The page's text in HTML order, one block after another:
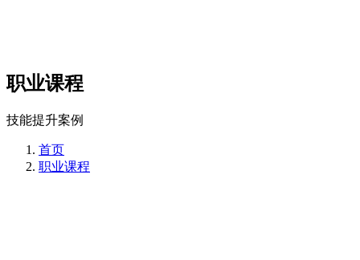
职业课程
技能提升案例
首页
职业课程